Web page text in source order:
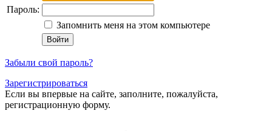
Пароль:
Запомнить меня на этом компьютере
Забыли свой пароль?
Зарегистрироваться
Если вы впервые на сайте, заполните, пожалуйста,
регистрационную форму.